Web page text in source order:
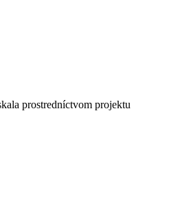
prostredníctvom projektu